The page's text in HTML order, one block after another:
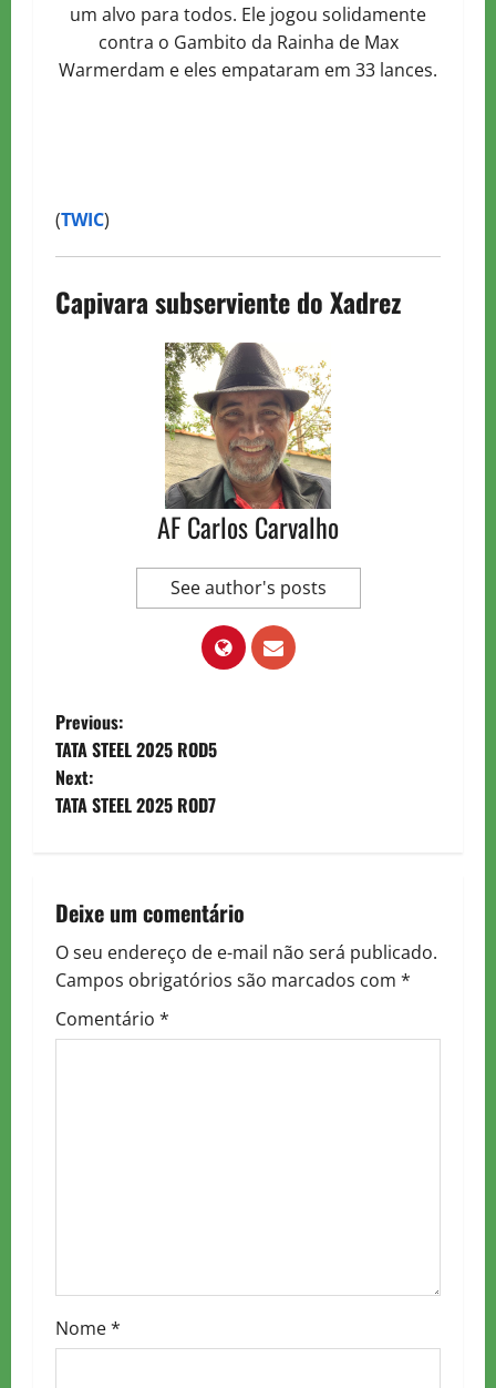
um alvo para todos. Ele jogou solidamente
contra o Gambito da Rainha de Max
Warmerdam e eles empataram em 33 lances.
(TWIC)
Capivara subserviente do Xadrez
AF Carlos Carvalho
See author's posts
P
o
s
n
a
v
i
o
n
Previous:
TATA STEEL 2025 ROD5
Next:
TATA STEEL 2025 ROD7
Deixe um comentário
O seu endereço de e-mail não será publicado.
Campos obrigatórios são marcados com *
Comentário *
Nome*